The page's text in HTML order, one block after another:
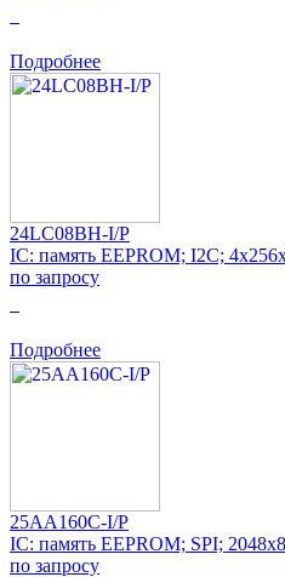
Подробнее
24LC08BH-I/P
IC: память EEPROM; I2C;
по запросу
Подробнее
25AA160C-I/P
IC: память EEPROM; SPI;
по запросу